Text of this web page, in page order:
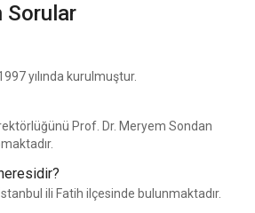
Sorular
yılında kurulmuştur.
Prof. Dr. Meryem Sondan
ili Fatih ilçesinde bulunmaktadır.